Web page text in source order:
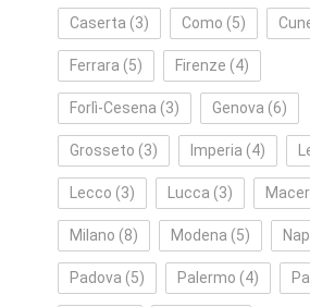
Caserta (3) Como (5)
Ferrara (5) Firenze (4)
Forlì‑Cesena (3) Genova (6)
Grosseto (3) Imperia (4)
Lecco (3) Lucca (3)
Milano (8) Modena (5)
Padova (5) Palermo (4)